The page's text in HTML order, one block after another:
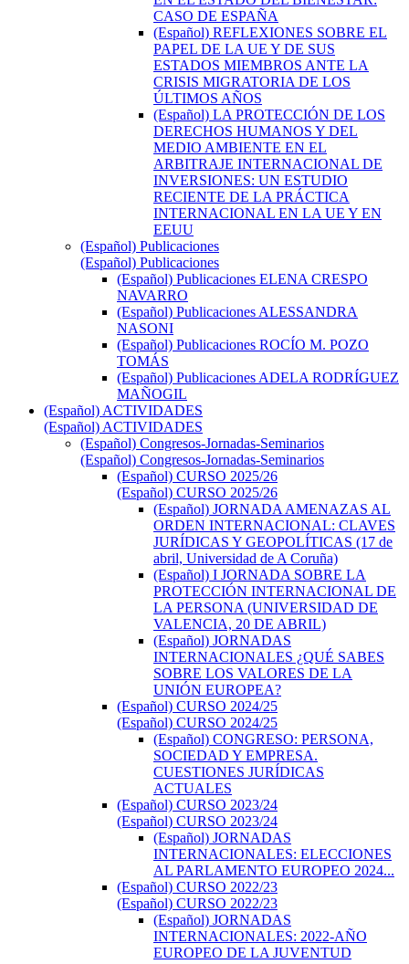
CASO DE ESPAÑA
(Español) REFLEXIONES SOBRE EL
PAPEL DE LA UE Y DE SUS
ESTADOS MIEMBROS ANTE LA
CRISIS MIGRATORIA DE LOS
ÚLTIMOS AÑOS
(Español) LA PROTECCIÓN DE LOS
DERECHOS HUMANOS Y DEL
MEDIO AMBIENTE EN EL
ARBITRAJE INTERNACIONAL DE
INVERSIONES: UN ESTUDIO
RECIENTE DE LA PRÁCTICA
INTERNACIONAL EN LA UE Y EN
EEUU
(Español) Publicaciones
(Español) Publicaciones
(Español) Publicaciones ELENA CRESPO
NAVARRO
(Español) Publicaciones ALESSANDRA
NASONI
(Español) Publicaciones ROCÍO M. POZO
TOMÁS
(Español) Publicaciones ADELA RODRÍGUEZ
MAÑOGIL
(Español) ACTIVIDADES
(Español) ACTIVIDADES
(Español) Congresos-Jornadas-Seminarios
(Español) Congresos-Jornadas-Seminarios
(Español) CURSO 2025/26
(Español) CURSO 2025/26
(Español) JORNADA AMENAZAS AL
ORDEN INTERNACIONAL: CLAVES
JURÍDICAS Y GEOPOLÍTICAS (17 de
abril, Universidad de A Coruña)
(Español) I JORNADA SOBRE LA
PROTECCIÓN INTERNACIONAL DE
LA PERSONA (UNIVERSIDAD DE
VALENCIA, 20 DE ABRIL)
(Español) JORNADAS
INTERNACIONALES ¿QUÉ SABES
SOBRE LOS VALORES DE LA
UNIÓN EUROPEA?
(Español) CURSO 2024/25
(Español) CURSO 2024/25
(Español) CONGRESO: PERSONA,
SOCIEDAD Y EMPRESA.
CUESTIONES JURÍDICAS
ACTUALES
(Español) CURSO 2023/24
(Español) CURSO 2023/24
(Español) JORNADAS
INTERNACIONALES: ELECCIONES
AL PARLAMENTO EUROPEO 2024...
(Español) CURSO 2022/23
(Español) CURSO 2022/23
(Español) JORNADAS
INTERNACIONALES: 2022-AÑO
EUROPEO DE LA JUVENTUD